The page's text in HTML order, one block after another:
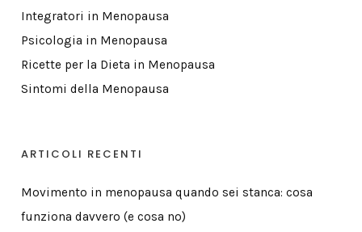
Integratori in Menopausa
Psicologia in Menopausa
Ricette per la Dieta in Menopausa
Sintomi della Menopausa
ARTICOLI RECENTI
Movimento in menopausa quando sei stanca: cosa
funziona davvero (e cosa no)